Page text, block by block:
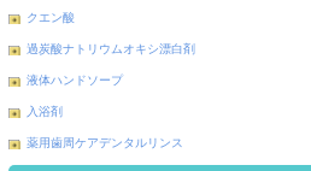
クエン酸
過炭酸ナトリウムオキシ漂白剤
液体ハンドソープ
入浴剤
薬用歯周ケアデンタルリンス